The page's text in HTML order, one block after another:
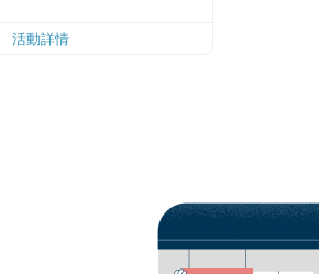
活動詳情